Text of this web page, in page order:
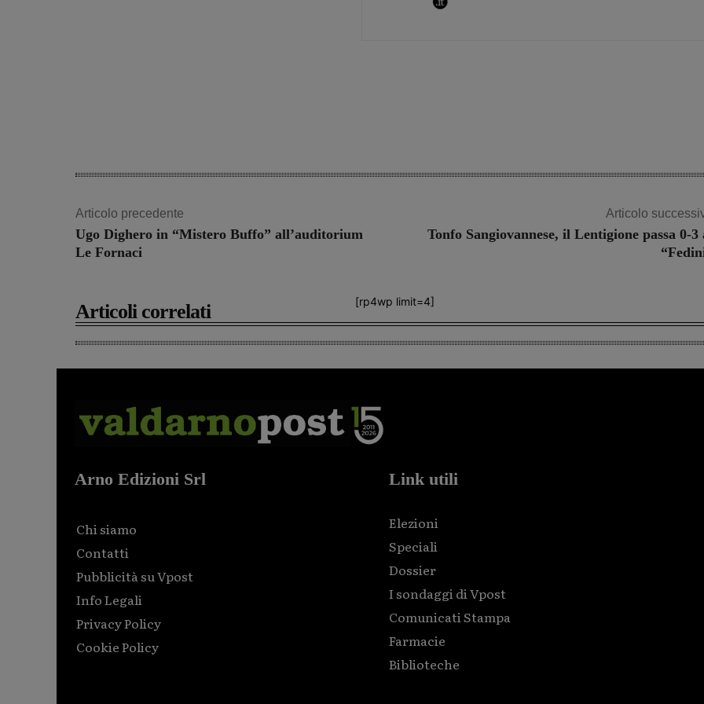
Articolo precedente
Ugo Dighero in “Mistero Buffo” all’auditorium
Le Fornaci
Articolo
Tonfo Sangiovannese, il Lentigione passa 0-3
[rp4wp limit=4]
Articoli correlati
Arno Edizioni Srl
Chi siamo
Contatti
Pubblicità su Vpost
Info Legali
Privacy Policy
Cookie Policy
Link utili
Elezioni
Speciali
Dossier
I sondaggi di Vpost
Comunicati Stampa
Farmacie
Biblioteche